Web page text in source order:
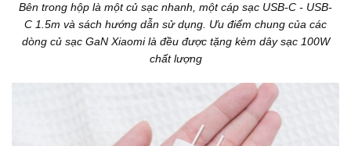
Bên trong hộp là một củ sạc nhanh, một cáp sạc USB-C - USB-
C 1.5m và sách hướng dẫn sử dụng. Ưu điểm chung của các
dòng củ sạc GaN Xiaomi là đều được tặng kèm dây sạc 100W
chất lượng